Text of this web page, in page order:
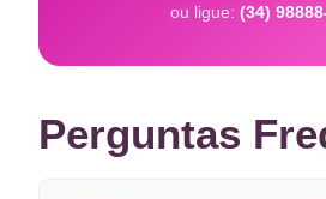
ou ligue: (34)
Perguntas